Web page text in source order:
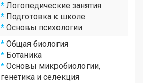
* Логопедические занятия
* Подготовка к школе
* Основы психологии
* Общая биология
* Ботаника
* Основы микробиологии,
генетика и селекция